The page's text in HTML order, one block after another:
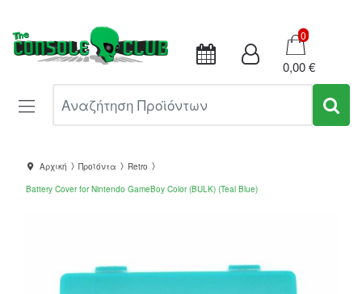
Καλάθι
0
0,00 €
Αρχική Προϊόντα
Retro
Battery Cover for Nintendo GameBoy Color (BULK) (Teal Blue)